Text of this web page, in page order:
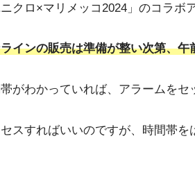
ニクロ×マリメッコ2024」のコラボ
インの販売は準備が整い次第、午
がわかっていれば、アラームをセ
スすればいいのですが、時間帯